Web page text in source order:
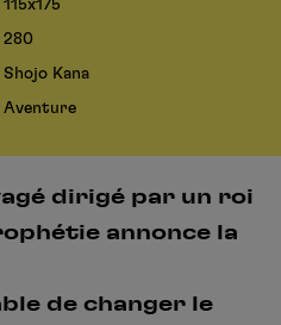
115x175
280
Shojo Kana
Aventure
dirigé par un roi
annonce la
de changer le